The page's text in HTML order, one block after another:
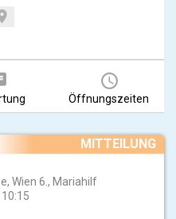
query_builder
Öffnungszeiten
MITTEILUNG
Wien 6., Mariahilf